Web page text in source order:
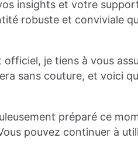
insights et votre
robuste et conviviale
je tiens à vous
sans couture, et voici
préparé ce
pouvez continuer à